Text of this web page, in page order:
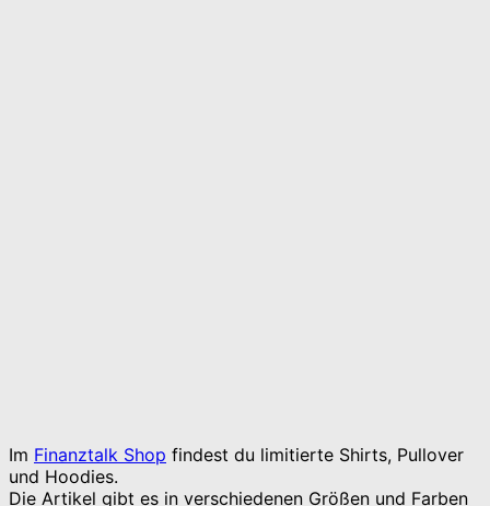
Im Finanztalk Shop findest du limitierte Shirts, Pullover
und Hoodies.
Die Artikel gibt es in verschiedenen Größen und Farben